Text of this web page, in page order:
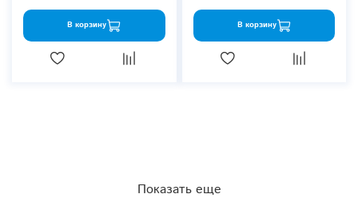
В корзину В корзину
Показать еще